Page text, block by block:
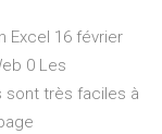
Excel 16 février
0 Les
sont très faciles à